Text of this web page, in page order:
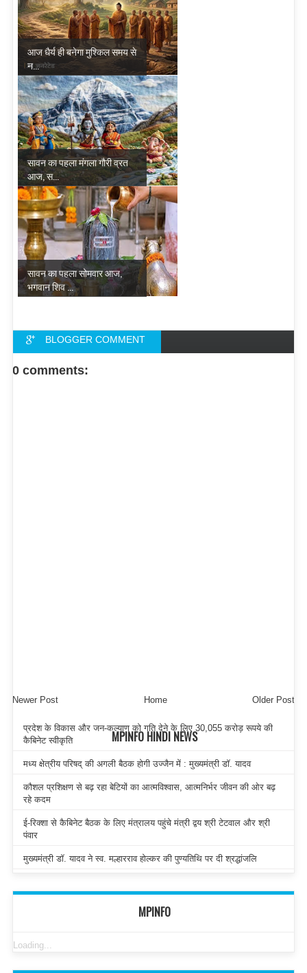
आज धैर्य ही बनेगा मुश्किल समय से
न...
सावन का पहला मंगला गौरी व्रत
आज, स...
सावन का पहला सोमवार आज,
भगवान शिव ...
BLOGGER COMMENT
FACEBOOK COMMENT
0 comments:
Newer Post Older Post
Home
MPINFO HINDI NEWS
प्रदेश के विकास और जन-कल्याण को गति देने के लिए 30,055 करोड़ रूपये की
कैबिनेट स्वीकृति
मध्य क्षेत्रीय परिषद् की अगली बैठक होगी उज्जैन में : मुख्यमंत्री डॉ. यादव
कौशल प्रशिक्षण से बढ़ रहा बेटियों का आत्मविश्वास, आत्मनिर्भर जीवन की ओर बढ़
रहे कदम
ई-रिक्शा से कैबिनेट बैठक के लिए मंत्रालय पहुंचे मंत्री द्वय श्री टेटवाल और श्री
पंवार
मुख्यमंत्री डॉ. यादव ने स्व. मल्हारराव होल्कर की पुण्यतिथि पर दी श्रद्धांजलि
MPINFO
Loading...